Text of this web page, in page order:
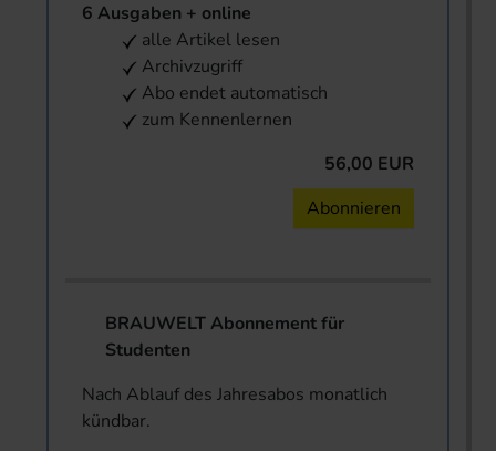
6 Ausgaben + online
alle Artikel lesen
Archivzugriff
Abo endet automatisch
zum Kennenlernen
56,00 EUR
Abonnieren
BRAUWELT Abonnement für
Studenten
Nach Ablauf des Jahresabos monatlich
kündbar.